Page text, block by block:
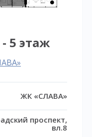
5 этаж
ЖК «СЛАВА»
проспект,
вл.8